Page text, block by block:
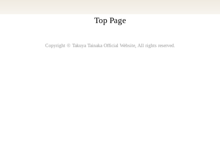
Top Page
Copyright © Takuya Tainaka Official Website, All rights reserved.